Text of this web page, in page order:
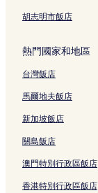
胡志明市飯店
熱門國家和地區
台灣飯店
馬爾地夫飯店
新加坡飯店
關島飯店
澳門特別行政區飯店
香港特別行政區飯店